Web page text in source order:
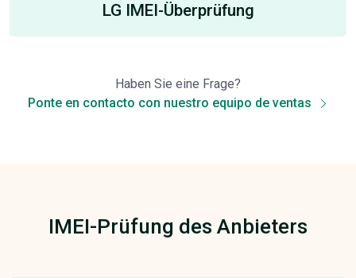
LG IMEI-Überprüfung
Haben Sie eine Frage?
Ponte en contacto con nuestro equipo de ventas
IMEI-Prüfung des Anbieters